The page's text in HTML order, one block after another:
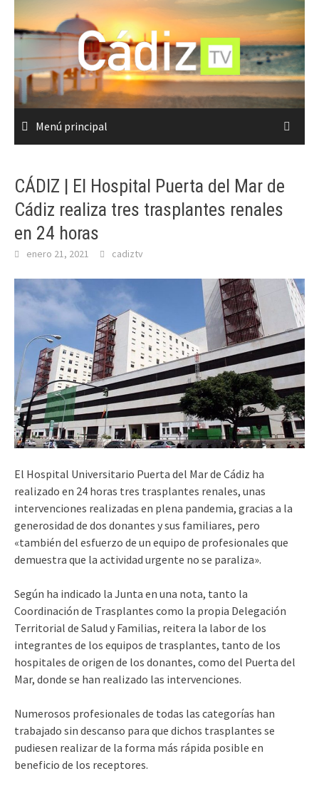
contenido
Menú principal
CÁDIZ | El Hospital Puerta del Mar de
Cádiz realiza tres trasplantes renales
en 24 horas
enero 21, 2021 cadiztv
El Hospital Universitario Puerta del Mar de Cádiz ha
realizado en 24 horas tres trasplantes renales, unas
intervenciones realizadas en plena pandemia, gracias a la
generosidad de dos donantes y sus familiares, pero
«también del esfuerzo de un equipo de profesionales que
demuestra que la actividad urgente no se paraliza».
Según ha indicado la Junta en una nota, tanto la
Coordinación de Trasplantes como la propia Delegación
Territorial de Salud y Familias, reitera la labor de los
integrantes de los equipos de trasplantes, tanto de los
hospitales de origen de los donantes, como del Puerta del
Mar, donde se han realizado las intervenciones.
Numerosos profesionales de todas las categorías han
trabajado sin descanso para que dichos trasplantes se
pudiesen realizar de la forma más rápida posible en
beneficio de los receptores.